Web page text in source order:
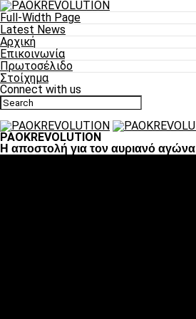
Full-Width Page
Latest News
Αρχική
Επικοινωνία
Πρωτοσέλιδο
Στοίχημα
Connect with us
PAOKREVOLUTION
H αποστολή για τον αυριανό αγώνα